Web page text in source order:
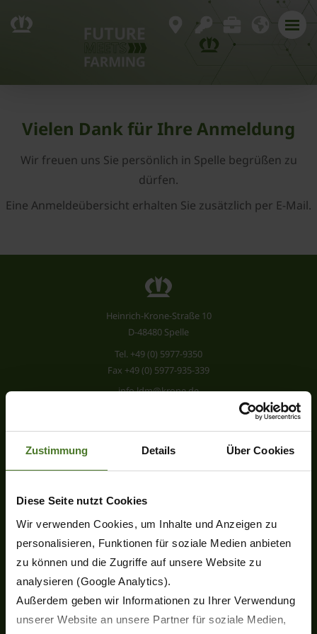
Zustimmung Details Über Cookies
Diese Seite nutzt Cookies
Wir verwenden Cookies, um Inhalte und Anzeigen zu
personalisieren, Funktionen für soziale Medien anbieten
zu können und die Zugriffe auf unsere Website zu
analysieren (Google Analytics).
Außerdem geben wir Informationen zu Ihrer Verwendung
unserer Website an unsere Partner für soziale Medien,
Vielen Dank für Ihre Anmeldung
Wir freuen uns Sie persönlich in Spelle begrüßen zu
dürfen.
Eine Anmeldeübersicht erhalten Sie zusätzlich per E-Mail.
Heinrich-Krone-Straße 10
D-48480 Spelle
Tel. +49 (0) 5977-9350
Fax +49 (0) 5977-935-339
info.ldm@krone.de
Neuheiten
Scheibenmähwerke
Kreiselzettwender
Kreiselschwader
Rundballenpressen
Ballenwickler